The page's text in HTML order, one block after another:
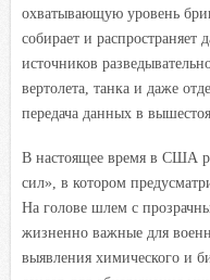
охватывающую уровень
собирает и
источников
вертолета, танка и даже
передача данных в
В настоящее время в США
сил», в котором
На голове шлем с
жизненно важные для
выявления химического и